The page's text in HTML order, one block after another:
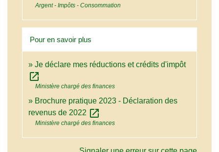
Argent - Impôts - Consommation
Pour en savoir plus
Je déclare mes réductions et crédits d'impôt
open_in_new
Ministère chargé des finances
Brochure pratique 2023 - Déclaration des
revenus de 2022 open_in_new
Ministère chargé des finances